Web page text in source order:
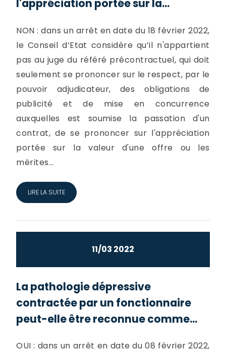
l'appréciation portée sur la...
NON : dans un arrêt en date du 18 février 2022,
le Conseil d’Etat considère qu’il n'appartient
pas au juge du référé précontractuel, qui doit
seulement se prononcer sur le respect, par le
pouvoir adjudicateur, des obligations de
publicité et de mise en concurrence
auxquelles est soumise la passation d'un
contrat, de se prononcer sur l'appréciation
portée sur la valeur d'une offre ou les
mérites...
LIRE LA SUITE
11/03 2022
La pathologie dépressive
contractée par un fonctionnaire
peut-elle être reconnue comme...
OUI : dans un arrêt en date du 08 février 2022,